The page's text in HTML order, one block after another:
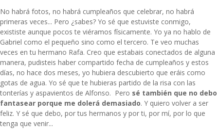
No habrá fotos, no habrá cumpleaños que celebrar, no habrá
primeras veces... Pero ¿sabes? Yo sé que estuviste conmigo,
exististe aunque pocos te viéramos físicamente. Yo ya no hablo de
Gabriel como el pequeño sino como el tercero. Te veo muchas
veces en tu hermano Rafa. Creo que estabais conectados de alguna
manera, pudisteis haber compartido fecha de cumpleaños y estos
días, no hace dos meses, yo hubiera descubierto que eráis como
gotas de agua. Yo sé que te hubieras partido de la risa con las
tonterías y aspavientos de Alfonso. Pero sé también que no debo
fantasear porque me dolerá demasiado. Y quiero volver a ser
feliz. Y sé que debo, por tus hermanos y por ti, por mí, por lo que
tenga que venir...